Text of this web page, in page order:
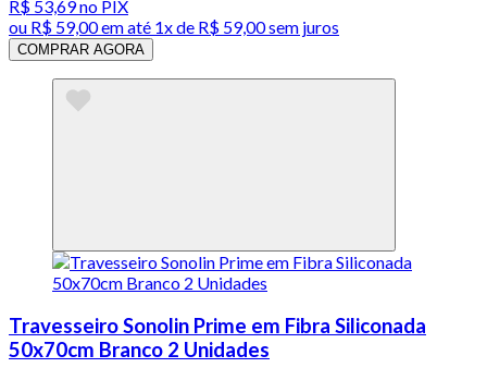
R$ 53,69no PIX
ou R$ 59,00em até 1x de R$ 59,00sem juros
COMPRAR AGORA
Travesseiro Sonolin Prime em Fibra Siliconada
50x70cm Branco 2 Unidades